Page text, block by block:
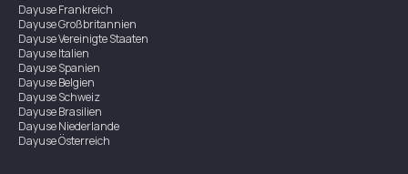
DayuseFrankreich
DayuseGroßbritannien
DayuseVereinigte Staaten
DayuseItalien
DayuseSpanien
DayuseBelgien
DayuseSchweiz
DayuseBrasilien
DayuseNiederlande
DayuseÖsterreich